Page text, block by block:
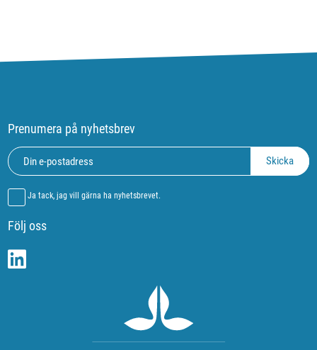
Prenumera på nyhetsbrev
Ja tack, jag vill gärna ha nyhetsbrevet.
Följ oss